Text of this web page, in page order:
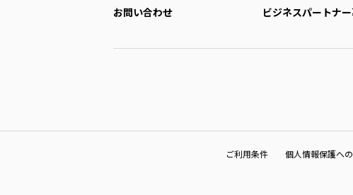
お問い合わせ ビジネスパートナ
ご利用条件 個人情報保護へ